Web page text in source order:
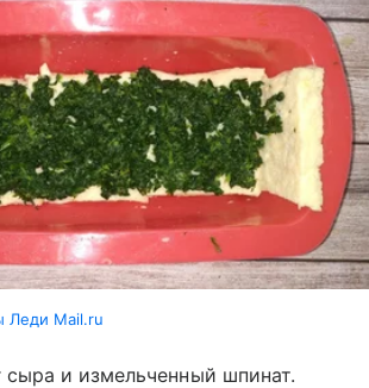
Леди Mail.ru
и измельченный шпинат.